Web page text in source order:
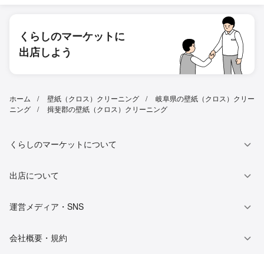
くらしのマーケットに
出店しよう
ホーム 壁紙（クロス）クリーニング
岐阜県の壁紙（クロス）クリー
ニング
揖斐郡の壁紙（クロス）クリーニング
くらしのマーケットについて
出店について
運営メディア・SNS
会社概要・規約